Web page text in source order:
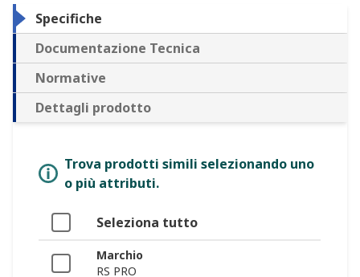
Specifiche
Documentazione Tecnica
Normative
Dettagli prodotto
Trova prodotti simili selezionando uno
o più attributi.
Seleziona tutto
Marchio
RS PRO